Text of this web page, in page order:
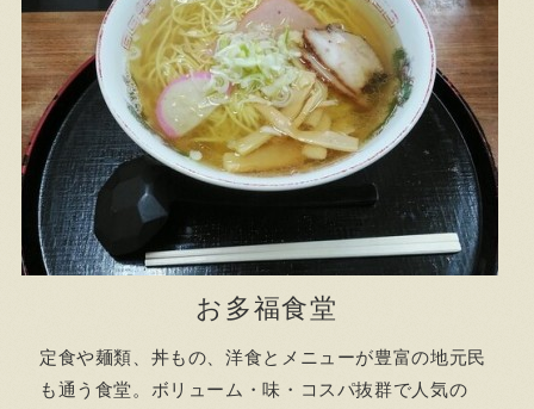
お多福食堂
定食や麺類、丼もの、洋食とメニューが豊富の地元民
も通う食堂。ボリューム・味・コスパ抜群で人気の